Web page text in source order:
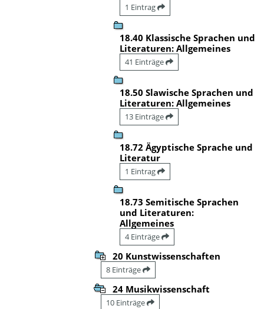
1 Eintrag
18.40 Klassische Sprachen und
Literaturen: Allgemeines
41 Einträge
18.50 Slawische Sprachen und
Literaturen: Allgemeines
13 Einträge
18.72 Ägyptische Sprache und
Literatur
1 Eintrag
18.73 Semitische Sprachen
und Literaturen:
Allgemeines
4 Einträge
20 Kunstwissenschaften
8 Einträge
24 Musikwissenschaft
10 Einträge